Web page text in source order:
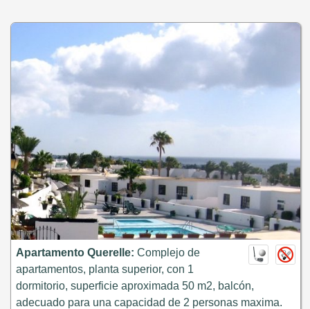
Apartamento Querelle: Complejo de
apartamentos, planta superior, con 1
dormitorio, superficie aproximada 50 m2, balcón,
adecuado para una capacidad de 2 personas maxima.